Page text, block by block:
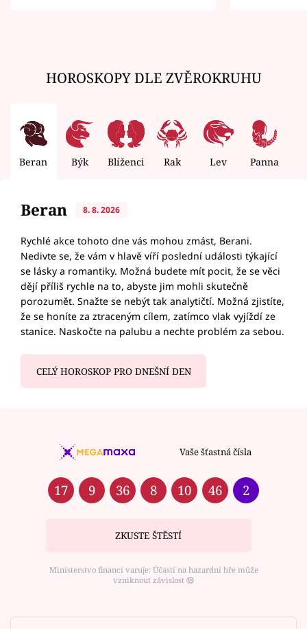
HOROSKOPY DLE ZVĚROKRUHU
Beran Býk Blíženci Rak Lev Panna
Beran 8. 8. 2026
Rychlé akce tohoto dne vás mohou zmást, Berani.
Nedivte se, že vám v hlavě víří poslední události týkající
se lásky a romantiky. Možná budete mít pocit, že se věci
dějí příliš rychle na to, abyste jim mohli skutečně
porozumět. Snažte se nebýt tak analytičtí. Možná zjistíte,
že se honíte za ztraceným cílem, zatímco vlak vyjíždí ze
stanice. Naskočte na palubu a nechte problém za sebou.
CELÝ HOROSKOP PRO DNEŠNÍ DEN
Vaše šťastná čísla
17 9 36 8 10 46 2
ZKUSTE ŠTĚSTÍ
Ministerstvo financí varuje: Účastí na hazardní hře může
vzniknout závislost ⑱